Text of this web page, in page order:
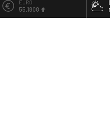
Tarihçi Yusuf
Sert Eleştiri:
ALTIN
6.662,82